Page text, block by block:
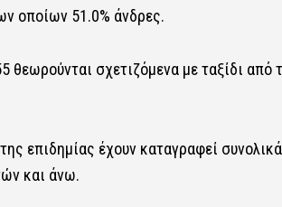
οποίων 51.0% άνδρες.
σχετιζόμενα με ταξίδι από
επιδημίας έχουν καταγραφεί συνολικά
και άνω.